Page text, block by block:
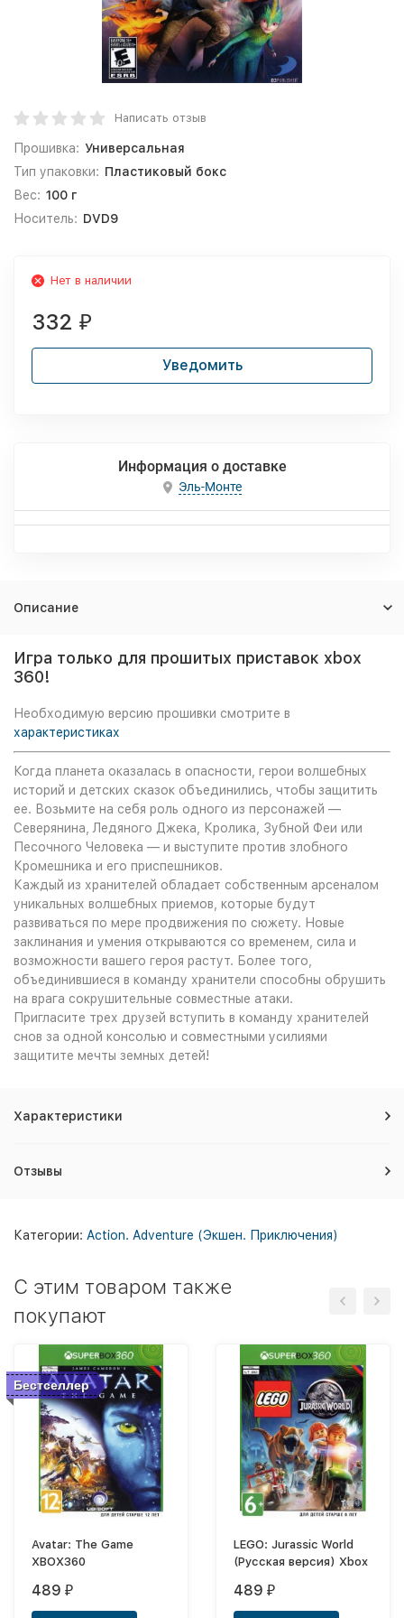
Написать отзыв
Прошивка: Универсальная
Тип упаковки: Пластиковый бокс
Вес: 100 г
Носитель: DVD9
Нет в наличии
332 ₽
Уведомить
Информация о доставке
Эль-Монте
Описание
Игра только для прошитых приставок xbox
360!
Необходимую версию прошивки смотрите в
характеристиках
Когда планета оказалась в опасности, герои волшебных
историй и детских сказок объединились, чтобы защитить
ее. Возьмите на себя роль одного из персонажей —
Северянина, Ледяного Джека, Кролика, Зубной Феи или
Песочного Человека — и выступите против злобного
Кромешника и его приспешников.
Каждый из хранителей обладает собственным арсеналом
уникальных волшебных приемов, которые будут
развиваться по мере продвижения по сюжету. Новые
заклинания и умения открываются со временем, сила и
возможности вашего героя растут. Более того,
объединившиеся в команду хранители способны обрушить
на врага сокрушительные совместные атаки.
Пригласите трех друзей вступить в команду хранителей
снов за одной консолью и совместными усилиями
защитите мечты земных детей!
Характеристики
Отзывы
Категории: Action. Adventure (Экшен. Приключения)
C этим товаром также
покупают
Бестселлер
Avatar: The Game
XBOX360
489 ₽
LEGO: Jurassic World
(Русская версия) Xbox
489 ₽